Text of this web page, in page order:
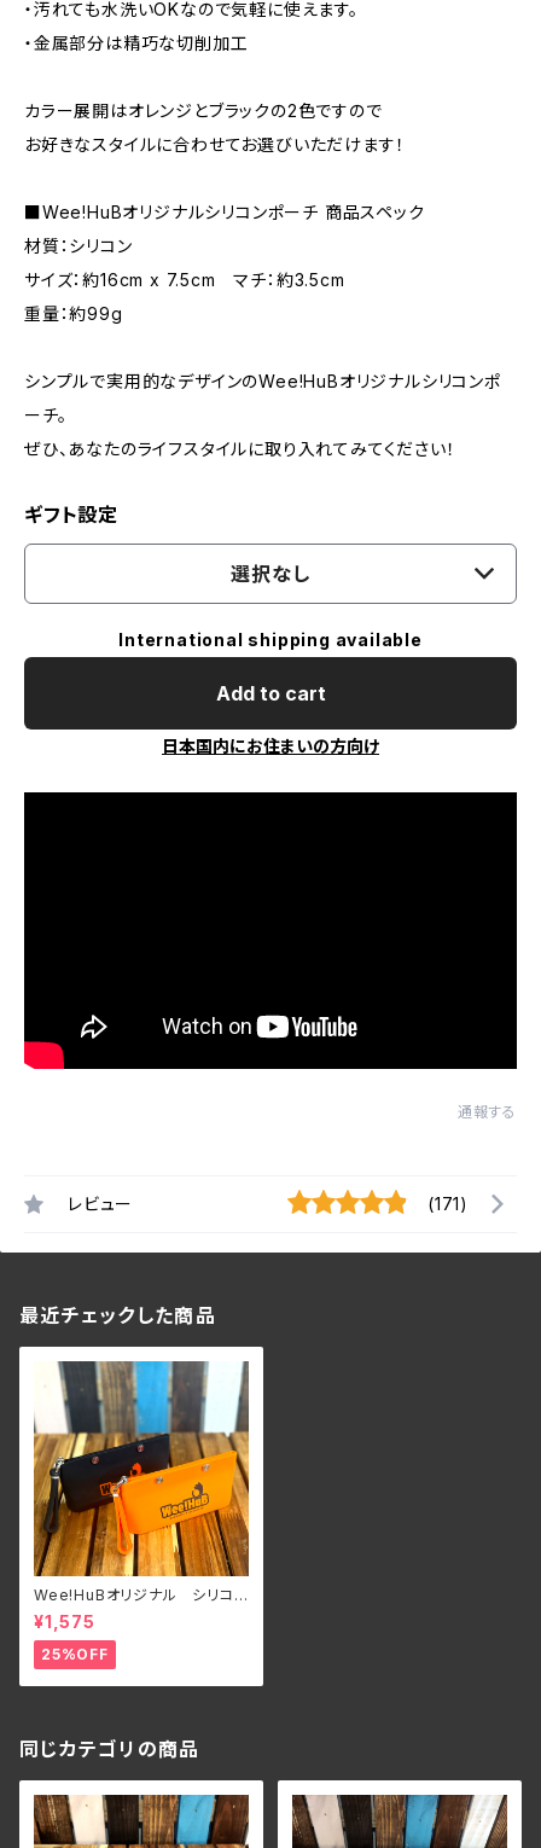
・汚れても水洗いOKなので気軽に使えます。
・金属部分は精巧な切削加工
カラー展開はオレンジとブラックの2色ですので
お好きなスタイルに合わせてお選びいただけます！
■Wee!HuBオリジナルシリコンポーチ 商品スペック
材質：シリコン
サイズ：約16cm x 7.5cm マチ：約3.5cm
重量：約99g
シンプルで実用的なデザインのWee!HuBオリジナルシリコンポ
ーチ。
ぜひ、あなたのライフスタイルに取り入れてみてください！
ギフト設定
選択なし
International shipping available
Add to cart
日本国内にお住まいの方向け
通報する
レビュー (171)
最近チェックした商品
Wee!HuBオリジナル シリコン
ポーチ
¥1,575
25%OFF
同じカテゴリの商品